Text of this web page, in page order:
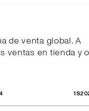
de venta global. A
ventas en tienda y